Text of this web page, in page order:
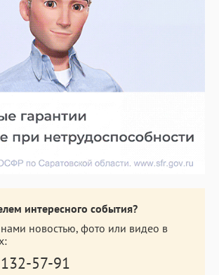
интересного события?
новостью, фото или видео в
57-91